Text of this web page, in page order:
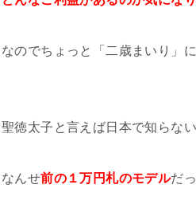
なのでちょっと「二歳まいり」
聖徳太子と言えば日本で知らな
なんせ前の１万円札のモデルだ